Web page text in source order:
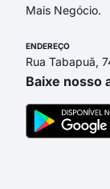
Mais Negócio.
ENDEREÇO
Rua Tabapuã,
Baixe nosso